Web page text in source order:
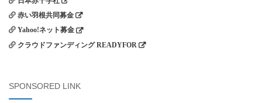
赤い羽根共同募金
Yahoo!ネット募金
クラウドファンディング READYFOR
SPONSORED LINK